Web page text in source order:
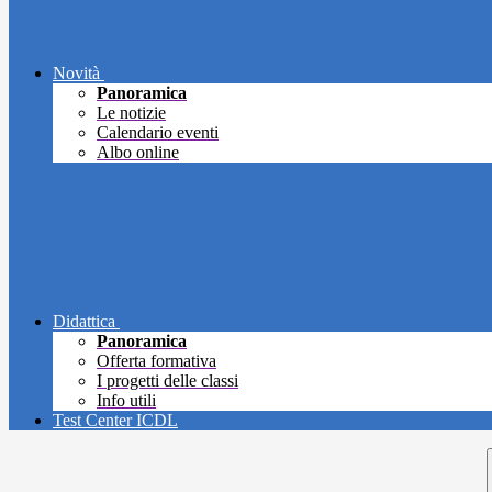
Novità
Panoramica
Le notizie
Calendario eventi
Albo online
Didattica
Panoramica
Offerta formativa
I progetti delle classi
Info utili
Test Center ICDL